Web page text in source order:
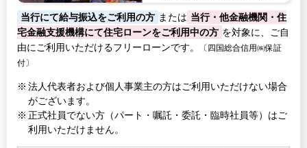
当行にて給与振込をご利用の方 または 当行・他金融機関・住
宅金融支援機構にて住宅ローンをご利用中の方 を対象に、ご自
由にご利用いただけるフリーローンです。
〔四国総合信用㈱保証
付〕
法人代表者および個人事業主の方はご利用いただけない場合
がございます。
正式社員でない方（パート・嘱託・委託・臨時社員等）はご
利用いただけません。